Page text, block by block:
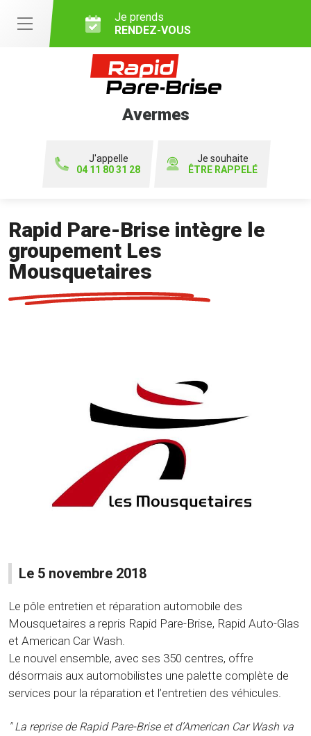
Je prends
RENDEZ-VOUS
Avermes
J'appelle
04 11 80 31 28
Je souhaite
ÊTRE RAPPELÉ
Rapid Pare-Brise intègre le
groupement Les
Mousquetaires
Le 5 novembre 2018
Le pôle entretien et réparation automobile des
Mousquetaires a repris Rapid Pare-Brise, Rapid Auto-Glas
et American Car Wash.
Le nouvel ensemble, avec ses 350 centres, offre
désormais aux automobilistes une palette complète de
services pour la réparation et l’entretien des véhicules.
" La reprise de Rapid Pare-Brise et d’American Car Wash va